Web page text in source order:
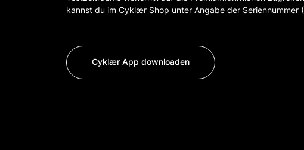
kannst du im Cyklær Shop unter Angabe der
Cyklær App downloaden